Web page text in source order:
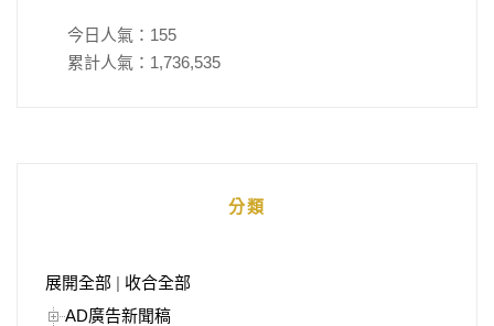
今日人氣： 155
累計人氣： 1,736,535
分類
展開全部 | 收合全部
AD廣告新聞稿